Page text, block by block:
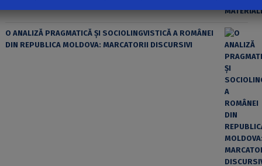
O ANALIZĂ PRAGMATICĂ ȘI SOCIOLINGVISTICĂ A ROMÂNEI
DIN REPUBLICA MOLDOVA: MARCATORII DISCURSIVI